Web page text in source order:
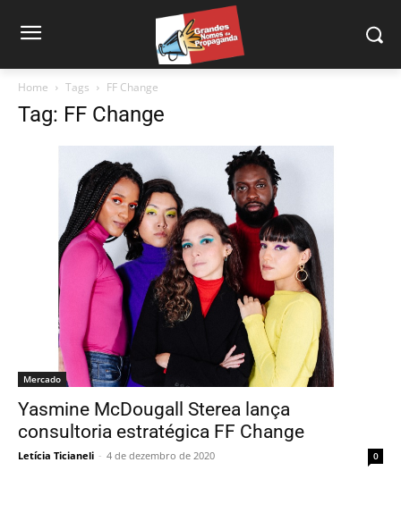
Home Tags FF Change
Tag: FF Change
Mercado
Yasmine McDougall Sterea lança
consultoria estratégica FF Change
Letícia Ticianeli - 4 de dezembro de 2020 0